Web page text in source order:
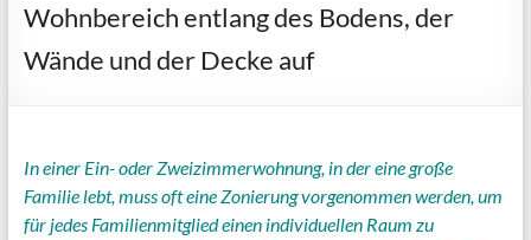
Wohnbereich entlang des Bodens, der
Wände und der Decke auf
In einer Ein- oder Zweizimmerwohnung, in der eine große
Familie lebt, muss oft eine Zonierung vorgenommen werden, um
für jedes Familienmitglied einen individuellen Raum zu